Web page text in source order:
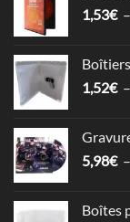
1,53€ –
1,52€ –
5,98€ –
Boîtes